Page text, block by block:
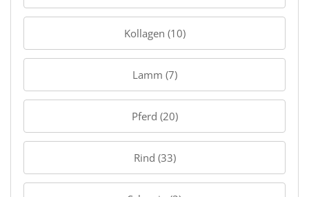
Kollagen (10)
Lamm (7)
Pferd (20)
Rind (33)